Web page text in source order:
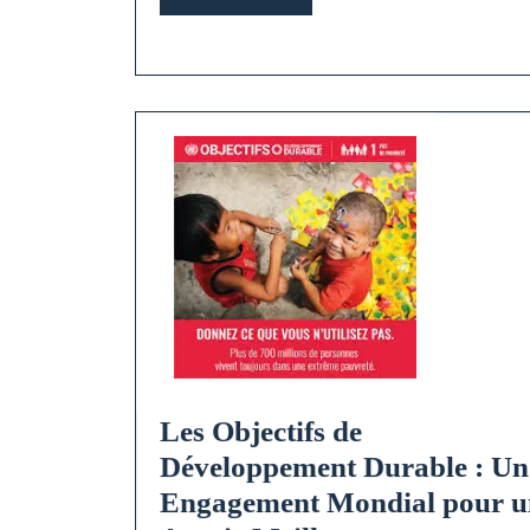
MORE
Les Objectifs de
Développement Durable : Un
Engagement Mondial pour